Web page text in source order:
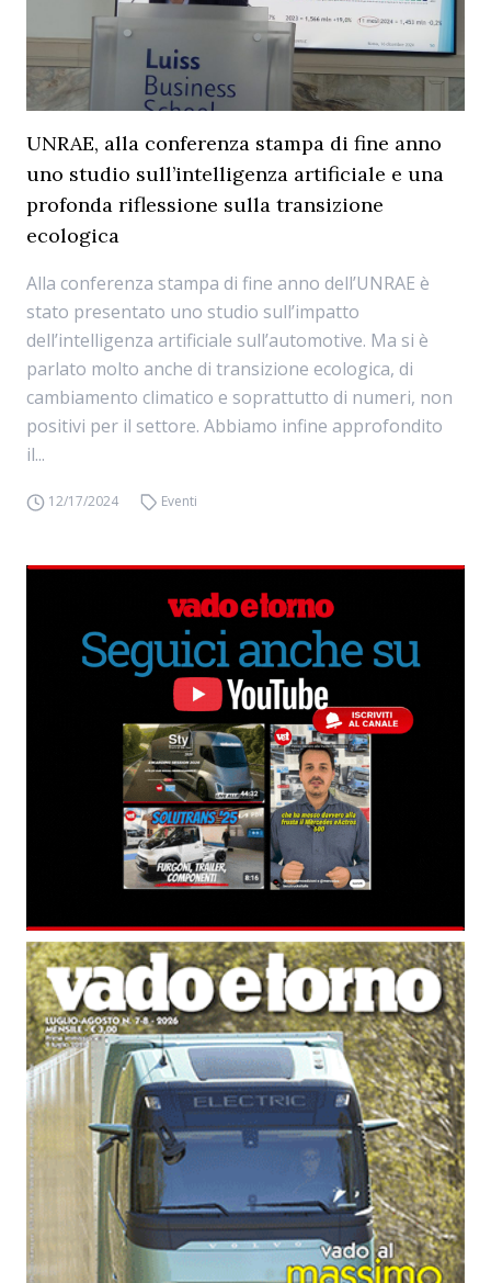
UNRAE, alla conferenza stampa di fine anno
uno studio sull’intelligenza artificiale e una
profonda riflessione sulla transizione
ecologica
Alla conferenza stampa di fine anno dell’UNRAE è
stato presentato uno studio sull’impatto
dell’intelligenza artificiale sull’automotive. Ma si è
parlato molto anche di transizione ecologica, di
cambiamento climatico e soprattutto di numeri, non
positivi per il settore. Abbiamo infine approfondito
il...
12/17/2024 Eventi